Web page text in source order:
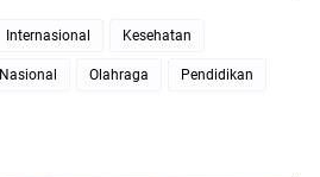
Internasional Kesehatan
Nasional Olahraga Pendidikan